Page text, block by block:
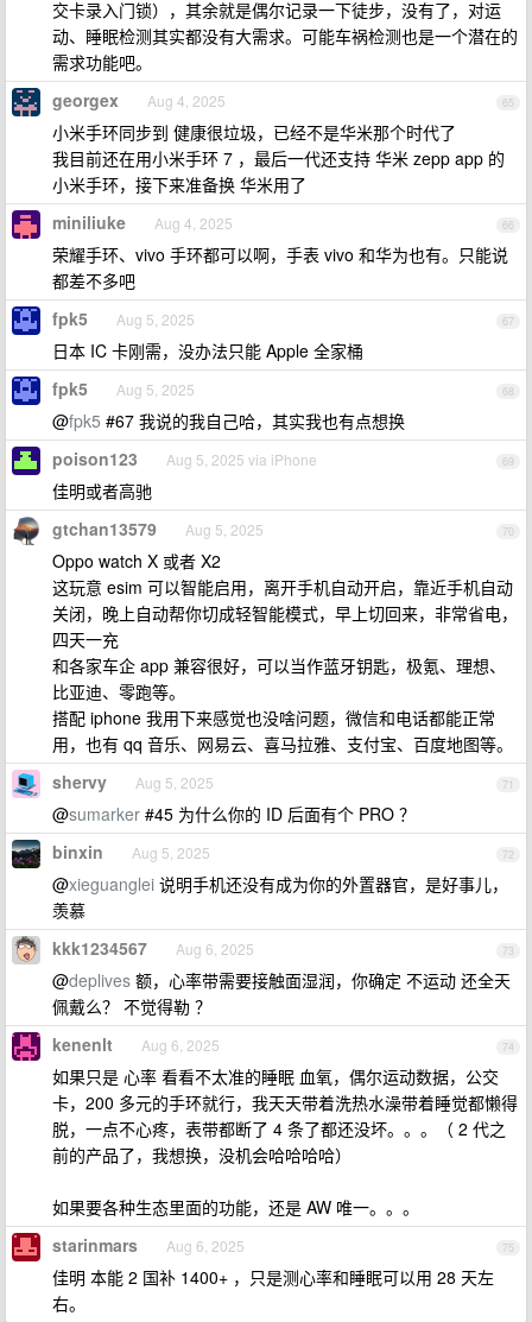
交卡录入门锁），其余就是偶尔记录一下徒步，没有了，对运
动、睡眠检测其实都没有大需求。可能车祸检测也是一个潜在的
需求功能吧。
65
georgex Aug 4, 2025
小米手环同步到 健康很垃圾，已经不是华米那个时代了
我目前还在用小米手环 7 ，最后一代还支持 华米 zepp app 的
小米手环，接下来准备换 华米用了
66
miniliuke Aug 4, 2025
荣耀手环、vivo 手环都可以啊，手表 vivo 和华为也有。只能说
都差不多吧
67
fpk5 Aug 5, 2025
日本 IC 卡刚需，没办法只能 Apple 全家桶
68
fpk5 Aug 5, 2025
@fpk5 #67 我说的我自己哈，其实我也有点想换
69
poison123 Aug 5, 2025 via iPhone
佳明或者高驰
70
gtchan13579 Aug 5, 2025
Oppo watch X 或者 X2
这玩意 esim 可以智能启用，离开手机自动开启，靠近手机自动
关闭，晚上自动帮你切成轻智能模式，早上切回来，非常省电，
四天一充
和各家车企 app 兼容很好，可以当作蓝牙钥匙，极氪、理想、
比亚迪、零跑等。
搭配 iphone 我用下来感觉也没啥问题，微信和电话都能正常
用，也有 qq 音乐、网易云、喜马拉雅、支付宝、百度地图等。
71
shervy Aug 5, 2025
@sumarker #45 为什么你的 ID 后面有个 PRO ？
72
binxin Aug 5, 2025
@xieguanglei 说明手机还没有成为你的外置器官，是好事儿，
羡慕
73
kkk1234567 Aug 6, 2025
@deplives 额，心率带需要接触面湿润，你确定 不运动 还全天
佩戴么？ 不觉得勒 ？
74
kenenlt Aug 6, 2025
如果只是 心率 看看不太准的睡眠 血氧，偶尔运动数据，公交
卡，200 多元的手环就行，我天天带着洗热水澡带着睡觉都懒得
脱，一点不心疼，表带都断了 4 条了都还没坏。。。（ 2 代之
前的产品了，我想换，没机会哈哈哈哈）
如果要各种生态里面的功能，还是 AW 唯一。。。
75
starinmars Aug 6, 2025
佳明 本能 2 国补 1400+ ，只是测心率和睡眠可以用 28 天左
右。